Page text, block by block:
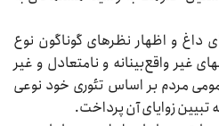
داغ و اظهار نظرهای گوناگون نوع
غیر واقع‌بینانه و نامتعادل و غیر
مردم بر اساس تئوری خود نوعی
تبیین زوایای آن پرداخت.